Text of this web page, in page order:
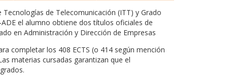
de Telecomunicación (ITT) y Grado
el alumno obtiene dos títulos oficiales de
en Administración y Dirección de Empresas
completar los 408 ECTS (o 414 según mención
materias cursadas garantizan que el